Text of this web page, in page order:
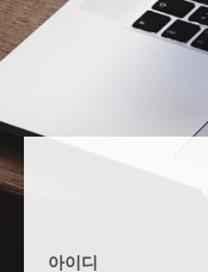
아이디